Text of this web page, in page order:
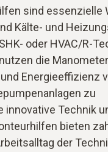
sind essenzielle
Kälte- und
oder HVAC/R-
die
Energieeffizienz
zu
innovative Technik
bieten
der